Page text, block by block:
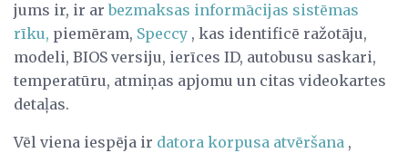
jums ir, ir arbezmaksas informācijas sistēmas
rīku, piemēram, Speccy , kas identificē ražotāju,
modeli, BIOS versiju, ierīces ID, autobusu saskari,
temperatūru, atmiņas apjomu un citas videokartes
detaļas.
Vēl viena iespēja ir datora korpusa atvēršana ,